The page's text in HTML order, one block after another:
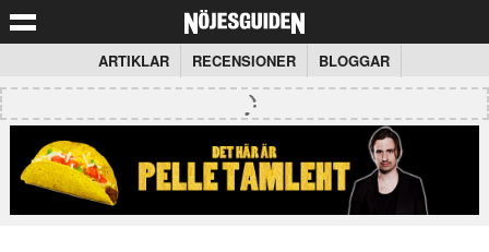
ARTIKLAR RECENSIONER BLOGGAR